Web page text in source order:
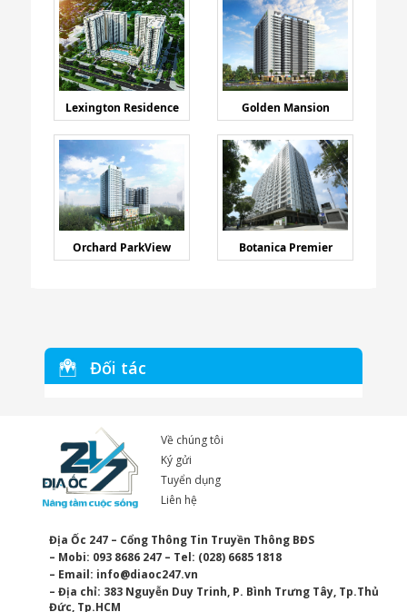
Lexington Residence Golden Mansion
Orchard ParkView Botanica Premier
Đối tác
Về chúng tôi
Ký gửi
Tuyển dụng
Liên hệ
Địa Ốc 247 – Cổng Thông Tin Truyền Thông BĐS
– Mobi: 093 8686 247 – Tel: (028) 6685 1818
– Email: info@diaoc247.vn
– Địa chỉ: 383 Nguyễn Duy Trinh, P. Bình Trưng Tây, Tp.Thủ
Đức, Tp.HCM